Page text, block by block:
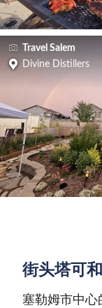
Travel Salem
Divine Distillers
街头塔可
塞勒姆市中心